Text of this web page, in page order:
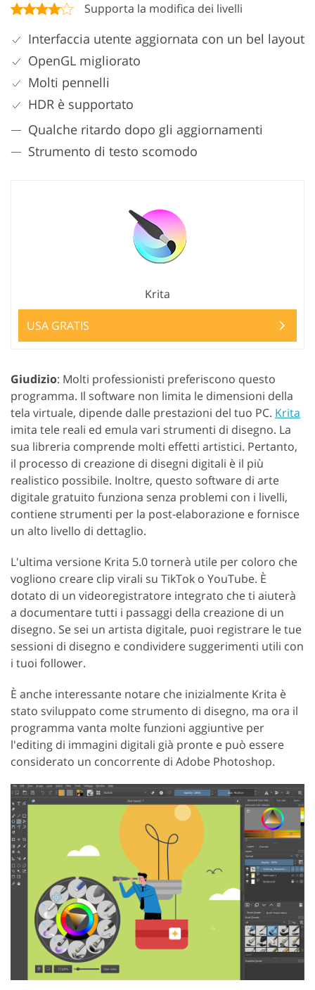
Supporta la modifica dei livelli
Interfaccia utente aggiornata con un bel layout
OpenGL migliorato
Molti pennelli
HDR è supportato
Qualche ritardo dopo gli aggiornamenti
Strumento di testo scomodo
Krita
USA GRATIS
Giudizio: Molti professionisti preferiscono questo
programma. Il software non limita le dimensioni della
tela virtuale, dipende dalle prestazioni del tuo PC. Krita
imita tele reali ed emula vari strumenti di disegno. La
sua libreria comprende molti effetti artistici. Pertanto,
il processo di creazione di disegni digitali è il più
realistico possibile. Inoltre, questo software di arte
digitale gratuito funziona senza problemi con i livelli,
contiene strumenti per la post-elaborazione e fornisce
un alto livello di dettaglio.
L'ultima versione Krita 5.0 tornerà utile per coloro che
vogliono creare clip virali su TikTok o YouTube. È
dotato di un videoregistratore integrato che ti aiuterà
a documentare tutti i passaggi della creazione di un
disegno. Se sei un artista digitale, puoi registrare le tue
sessioni di disegno e condividere suggerimenti utili con
i tuoi follower.
È anche interessante notare che inizialmente Krita è
stato sviluppato come strumento di disegno, ma ora il
programma vanta molte funzioni aggiuntive per
l'editing di immagini digitali già pronte e può essere
considerato un concorrente di Adobe Photoshop.